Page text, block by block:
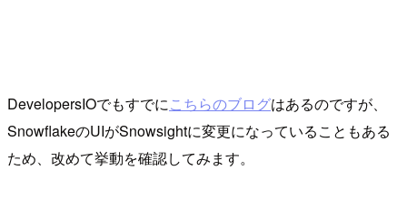
DevelopersIOでもすでにこちらのブログはあるのですが、
SnowflakeのUIがSnowsightに変更になっていることもある
ため、改めて挙動を確認してみます。